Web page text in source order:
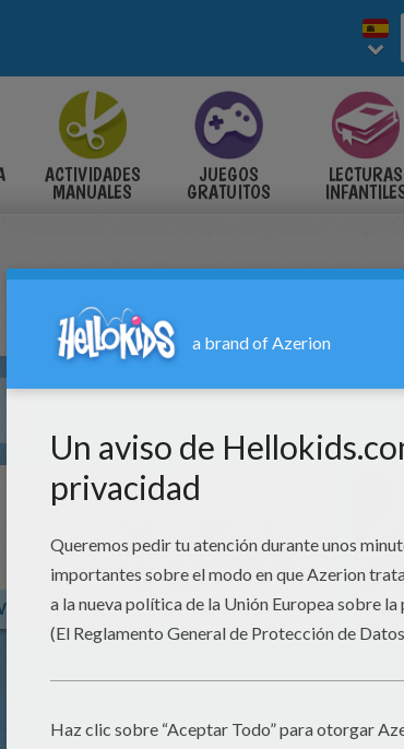
ACTIVIDADES
MANUALES
JUEGOS
GRATUITOS
LECTURAS
Video Para Fabricar Anillo Cabochon Video Para Fabricar Aretes Coloridos